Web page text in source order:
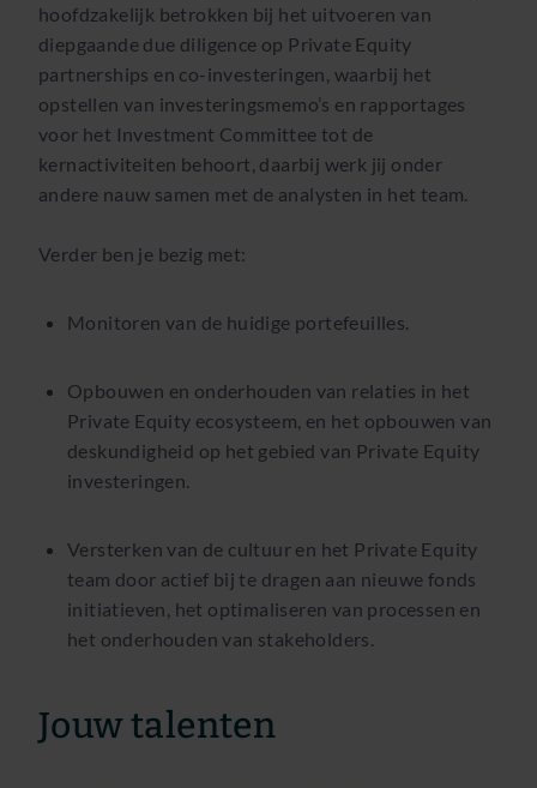
hoofdzakelijk betrokken bij het uitvoeren van
diepgaande due diligence op Private Equity
partnerships en co-investeringen, waarbij het
opstellen van investeringsmemo’s en rapportages
voor het Investment Committee tot de
kernactiviteiten behoort, daarbij werk jij onder
andere nauw samen met de analysten in het team.
Verder ben je bezig met:
Monitoren van de huidige portefeuilles.
Opbouwen en onderhouden van relaties in het
Private Equity ecosysteem, en het opbouwen van
deskundigheid op het gebied van Private Equity
investeringen.
Versterken van de cultuur en het Private Equity
team door actief bij te dragen aan nieuwe fonds
initiatieven, het optimaliseren van processen en
het onderhouden van stakeholders.
Jouw talenten